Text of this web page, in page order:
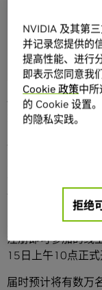
著名计算机
AI、数据科
新进展
全球最负盛名的计
GTC 中
会是近期聚焦AI、
即将于12月15日-
注册即可参加的线
15日上午10点正式
届时预计将有数万
NVIDIA 及其第
并记录您提供的
提高性能、进行
即表示您同意我
Cookie 政策中所
的 Cookie 设置
的隐私实践。
拒绝